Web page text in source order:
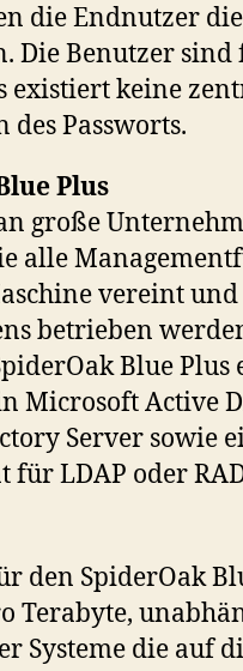
die Endnutzer
Die Benutzer sind
existiert keine
des Passworts.
Plus
große
alle
vereint
betrieben
Blue Plus
Microsoft Active
Server sowie
für LDAP oder
den SpiderOak
Terabyte,
Systeme die auf